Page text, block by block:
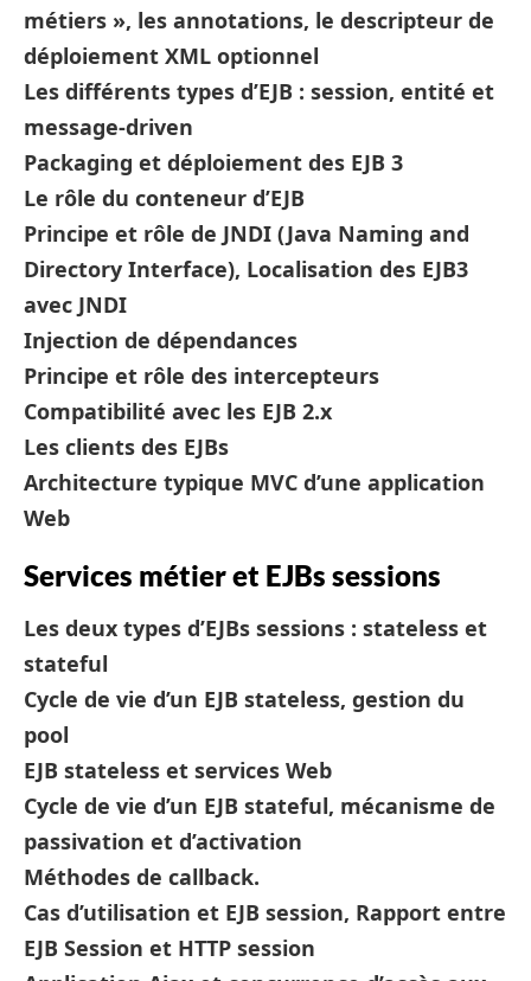
métiers », les annotations, le descripteur de
déploiement XML optionnel
Les différents types d’EJB : session, entité et
message-driven
Packaging et déploiement des EJB 3
Le rôle du conteneur d’EJB
Principe et rôle de JNDI (Java Naming and
Directory Interface), Localisation des EJB3
avec JNDI
Injection de dépendances
Principe et rôle des intercepteurs
Compatibilité avec les EJB 2.x
Les clients des EJBs
Architecture typique MVC d’une application
Web
Services métier et EJBs sessions
Les deux types d’EJBs sessions : stateless et
stateful
Cycle de vie d’un EJB stateless, gestion du
pool
EJB stateless et services Web
Cycle de vie d’un EJB stateful, mécanisme de
passivation et d’activation
Méthodes de callback.
Cas d’utilisation et EJB session, Rapport entre
EJB Session et HTTP session